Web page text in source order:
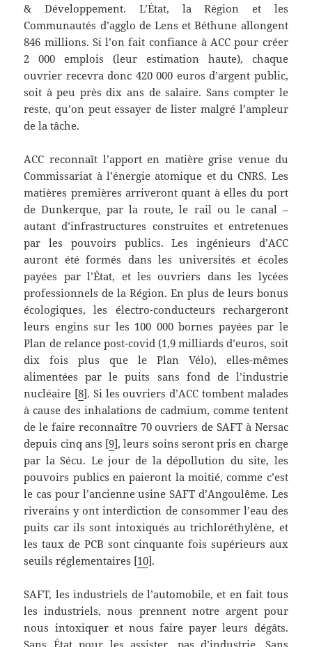
& Développement. L’État, la Région et les
Communautés d’agglo de Lens et Béthune allongent
846 millions. Si l’on fait confiance à ACC pour créer
2 000 emplois (leur estimation haute), chaque
ouvrier recevra donc 420 000 euros d’argent public,
soit à peu près dix ans de salaire. Sans compter le
reste, qu’on peut essayer de lister malgré l’ampleur
de la tâche.
ACC reconnaît l’apport en matière grise venue du
Commissariat à l’énergie atomique et du CNRS. Les
matières premières arriveront quant à elles du port
de Dunkerque, par la route, le rail ou le canal –
autant d’infrastructures construites et entretenues
par les pouvoirs publics. Les ingénieurs d’ACC
auront été formés dans les universités et écoles
payées par l’État, et les ouvriers dans les lycées
professionnels de la Région. En plus de leurs bonus
écologiques, les électro-conducteurs rechargeront
leurs engins sur les 100 000 bornes payées par le
Plan de relance post-covid (1,9 milliards d’euros, soit
dix fois plus que le Plan Vélo), elles-mêmes
alimentées par le puits sans fond de l’industrie
nucléaire [8]. Si les ouvriers d’ACC tombent malades
à cause des inhalations de cadmium, comme tentent
de le faire reconnaître 70 ouvriers de SAFT à Nersac
depuis cinq ans [9], leurs soins seront pris en charge
par la Sécu. Le jour de la dépollution du site, les
pouvoirs publics en paieront la moitié, comme c’est
le cas pour l’ancienne usine SAFT d’Angoulême. Les
riverains y ont interdiction de consommer l’eau des
puits car ils sont intoxiqués au trichloréthylène, et
les taux de PCB sont cinquante fois supérieurs aux
seuils réglementaires [10].
SAFT, les industriels de l’automobile, et en fait tous
les industriels, nous prennent notre argent pour
nous intoxiquer et nous faire payer leurs dégâts.